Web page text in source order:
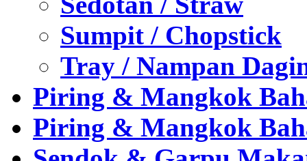
Sumpit / Chopstick
Tray / Nampan
Piring & Mangkok
Piring & Mangkok